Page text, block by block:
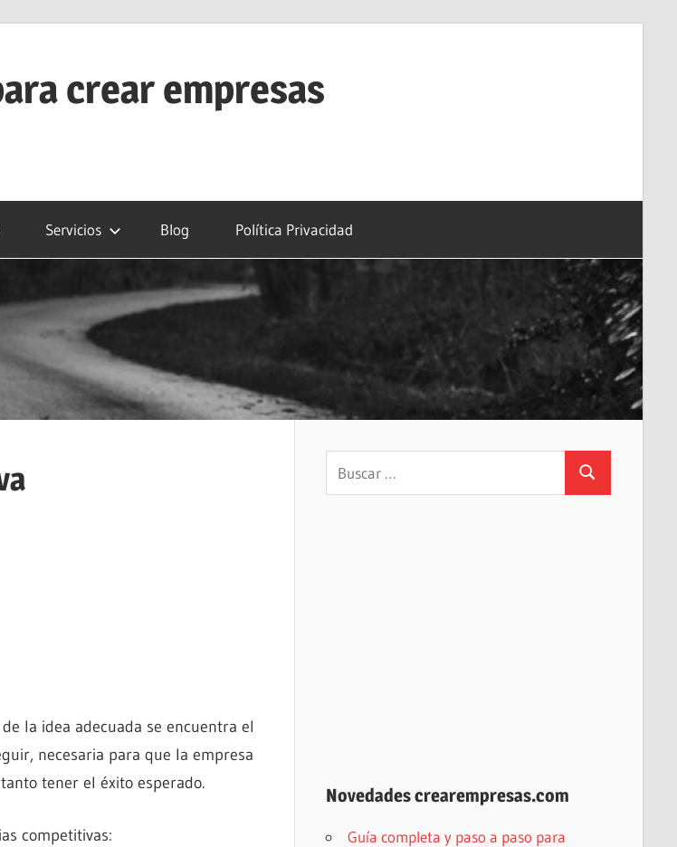
crear empresas
Servicios Blog Política Privacidad
la idea adecuada se encuentra el
necesaria para que la empresa
tener el éxito esperado.
competitivas:
Buscar
Novedades crearempresas.com
Guía completa y paso a paso para